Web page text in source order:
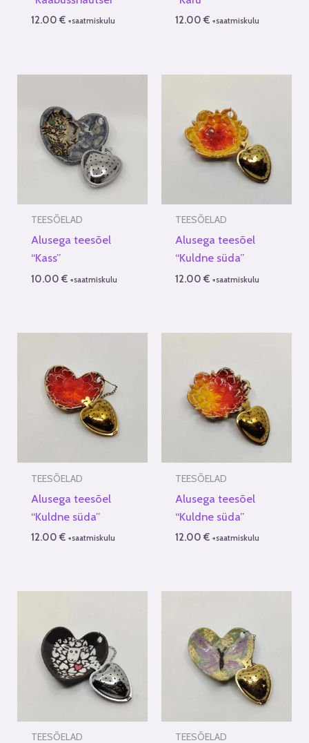
12.00€ +saatmiskulu 12.00€ +saatmiskulu
TEESÕELAD
Alusega teesõel
“Kass”
10.00€ +saatmiskulu
TEESÕELAD
Alusega teesõel
“Kuldne süda”
12.00€ +saatmiskulu
TEESÕELAD
Alusega teesõel
“Kuldne süda”
12.00€ +saatmiskulu
TEESÕELAD
Alusega teesõel
“Kuldne süda”
12.00€ +saatmiskulu
TEESÕELAD TEESÕELAD